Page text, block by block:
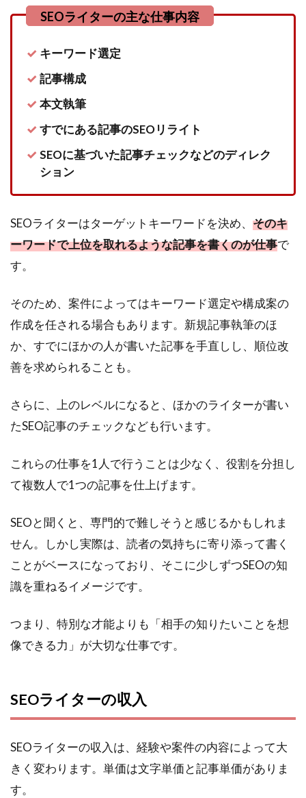
こと
はな
5
SEO
ター
キル
けば
未経
げ
キーワード選定
記事構成
本文執筆
すでにある記事のSEOリライト
SEOに基づいた記事チェックなどのディレク
ション
SEOライターはターゲットキーワードを決め、 そのキ
ーワードで上位を取れるような記事を書くのが仕事で
す。
そのため、案件によってはキーワード選定や構成案の
作成を任される場合もあります。新規記事執筆のほ
か、すでにほかの人が書いた記事を手直しし、順位改
善を求められることも。
さらに、上のレベルになると、ほかのライターが書い
たSEO記事のチェックなども行います。
これらの仕事を1人で行うことは少なく、役割を分担し
て複数人で1つの記事を仕上げます。
SEOと聞くと、専門的で難しそうと感じるかもしれま
せん。しかし実際は、読者の気持ちに寄り添って書く
ことがベースになっており、そこに少しずつSEOの知
識を重ねるイメージです。
つまり、特別な才能よりも「相手の知りたいことを想
像できる力」が大切な仕事です。
SEOライターの収入
SEOライターの収入は、経験や案件の内容によって大
きく変わります。単価は文字単価と記事単価がありま
す。